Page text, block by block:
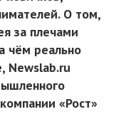
О том,
за плечами
чём реально
Newslab.ru
«Рост»